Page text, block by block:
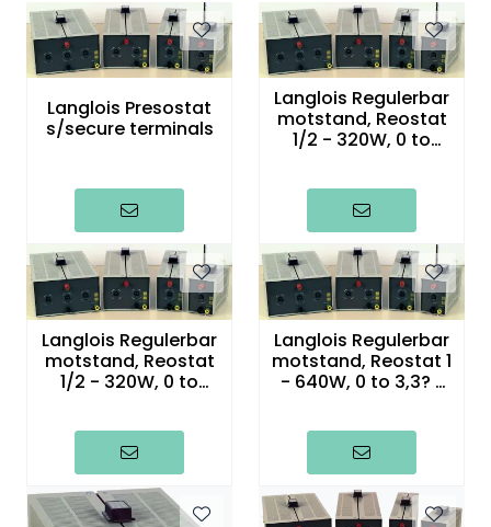
Langlois Presostat
s/secure terminals
Langlois Regulerbar
motstand, Reostat
1/2 - 320W, 0 to
Langlois Regulerbar
motstand, Reostat
1/2 - 320W, 0 to
Langlois Regulerbar
motstand, Reostat 1
- 640W, 0 to 3,3? /
Frekvensomformere
Undervisning
Navigasjon & Kommunikasjon
Maskinvern & Instrumentering
Kampanjer